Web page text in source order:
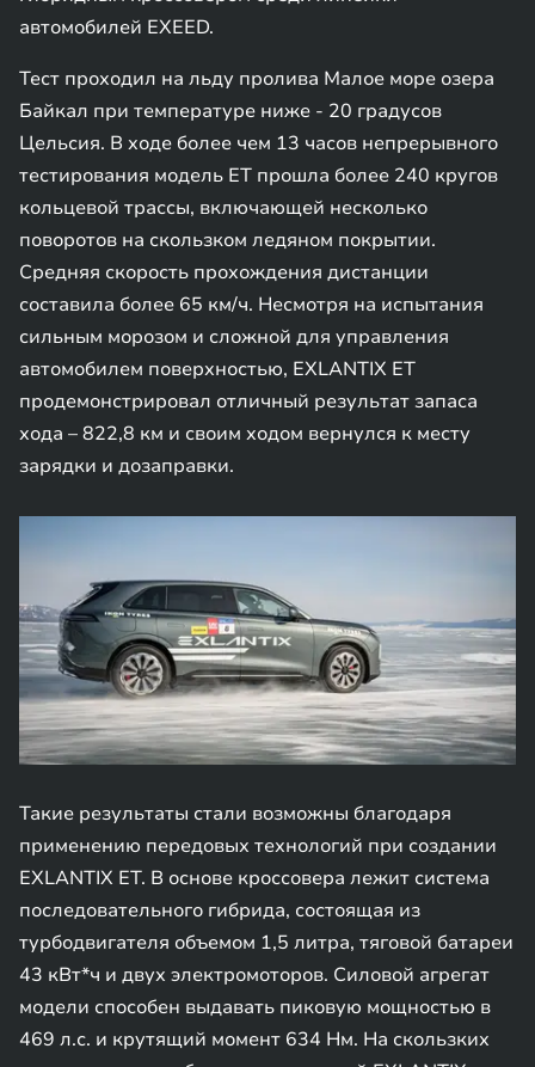
автомобилей EXEED.
Тест проходил на льду пролива Малое море озера
Байкал при температуре ниже - 20 градусов
Цельсия. В ходе более чем 13 часов непрерывного
тестирования модель ET прошла более 240 кругов
кольцевой трассы, включающей несколько
поворотов на скользком ледяном покрытии.
Средняя скорость прохождения дистанции
составила более 65 км/ч. Несмотря на испытания
сильным морозом и сложной для управления
автомобилем поверхностью, EXLANTIX ET
продемонстрировал отличный результат запаса
хода – 822,8 км и своим ходом вернулся к месту
зарядки и дозаправки.
Такие результаты стали возможны благодаря
применению передовых технологий при создании
EXLANTIX ET. В основе кроссовера лежит система
последовательного гибрида, состоящая из
турбодвигателя объемом 1,5 литра, тяговой батареи
43 кВт*ч и двух электромоторов. Силовой агрегат
модели способен выдавать пиковую мощностью в
469 л.с. и крутящий момент 634 Нм. На скользких